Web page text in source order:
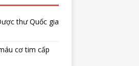
thư Quốc gia
cơ tim cấp